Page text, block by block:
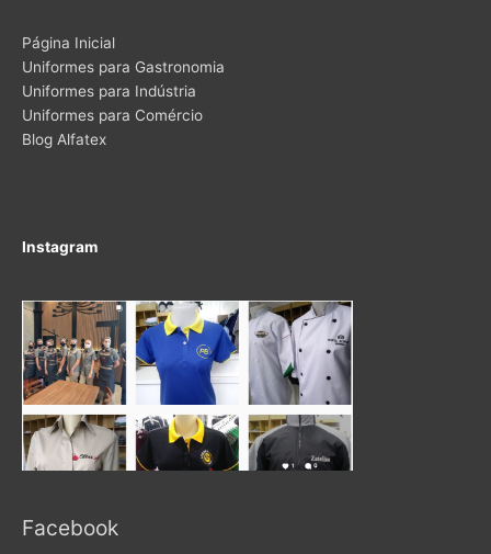
Página Inicial
Uniformes para Gastronomia
Uniformes para Indústria
Uniformes para Comércio
Blog Alfatex
Instagram
Facebook